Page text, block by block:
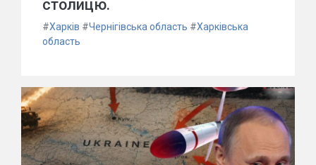
столицю.
#Харків #Чернігівська область #Харківська
область